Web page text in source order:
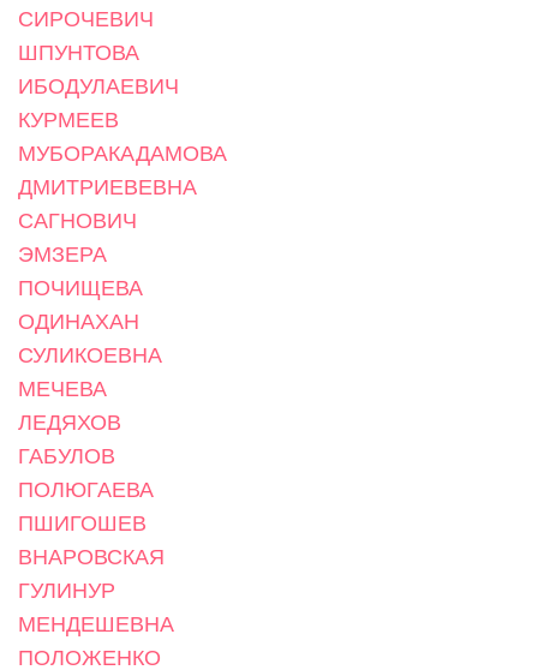
СИРОЧЕВИЧ
ШПУНТОВА
ИБОДУЛАЕВИЧ
КУРМЕЕВ
МУБОРАКАДАМОВА
ДМИТРИЕВЕВНА
САГНОВИЧ
ЭМЗЕРА
ПОЧИЩЕВА
ОДИНАХАН
СУЛИКОЕВНА
МЕЧЕВА
ЛЕДЯХОВ
ГАБУЛОВ
ПОЛЮГАЕВА
ПШИГОШЕВ
ВНАРОВСКАЯ
ГУЛИНУР
МЕНДЕШЕВНА
ПОЛОЖЕНКО